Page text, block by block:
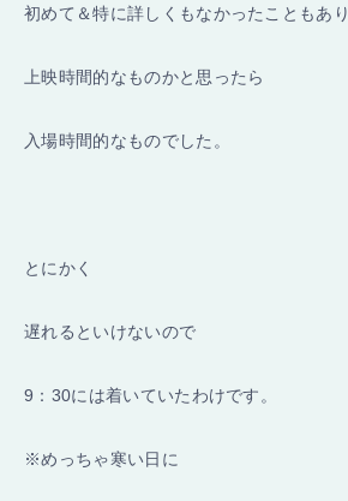
初めて＆特に詳しくもなかったこともあり
上映時間的なものかと思ったら
入場時間的なものでした。
とにかく
遅れるといけないので
9：30には着いていたわけです。
※めっちゃ寒い日に